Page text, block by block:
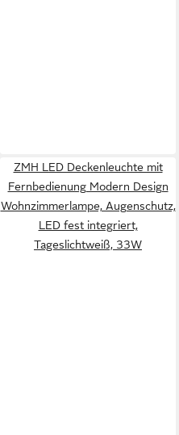
ZMH LED Deckenleuchte mit
Fernbedienung Modern Design
Wohnzimmerlampe, Augenschutz,
LED fest integriert,
Tageslichtweiß, 33W